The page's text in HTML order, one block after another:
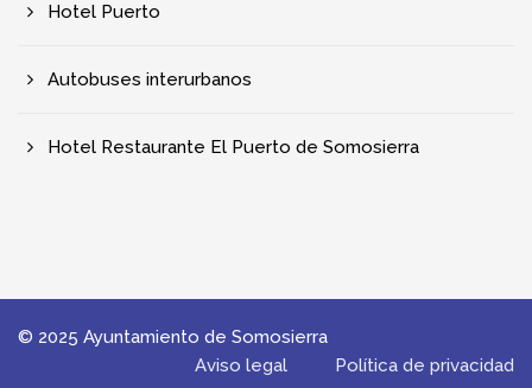
Hotel Puerto
Autobuses interurbanos
Hotel Restaurante El Puerto de Somosierra
© 2025 Ayuntamiento de Somosierra
Aviso legal
Política de privacidad